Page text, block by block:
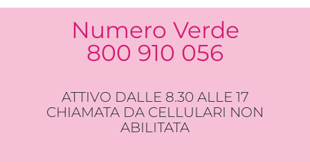
Numero Verde
800 910 056
ATTIVO DALLE 8.30 ALLE 17
CHIAMATA DA CELLULARI NON
ABILITATA